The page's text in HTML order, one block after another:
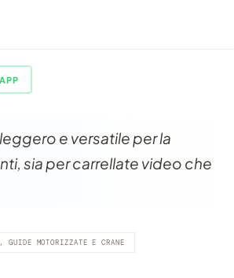
e versatile per la
sia per carrellate video che
GUIDE MOTORIZZATE E CRANE